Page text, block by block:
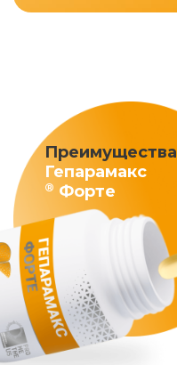
Преимущества
Гепарамакс
® Форте